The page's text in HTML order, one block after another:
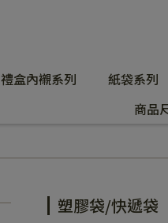
禮盒內襯系列 紙袋系列
商品
塑膠袋/快遞袋